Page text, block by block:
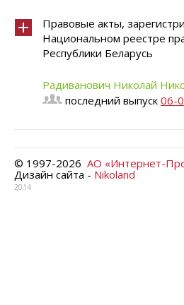
Правовые акты,
Национальном реестре
Республики Беларусь
Радиванович Николай
последний выпуск 06-
© 1997-2026 АО «Интернет-
Дизайн сайта - Nikoland
2014